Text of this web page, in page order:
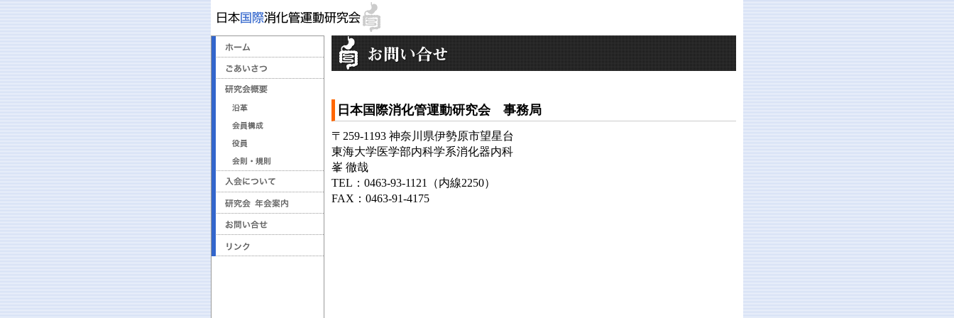
日本国際消化管運動研究会 事務局
〒259-1193 神奈川県伊勢原市望星台
東海大学医学部内科学系消化器内科
峯 徹哉
TEL：0463-93-1121（内線2250）
FAX：0463-91-4175